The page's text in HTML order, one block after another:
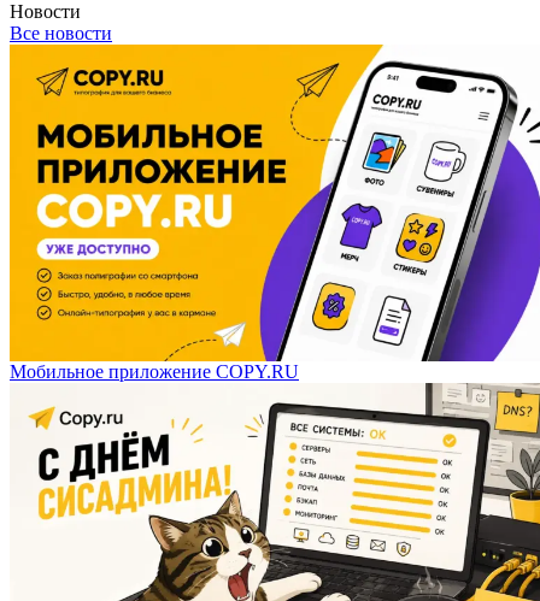
Новости
Все новости
Мобильное приложение COPY.RU